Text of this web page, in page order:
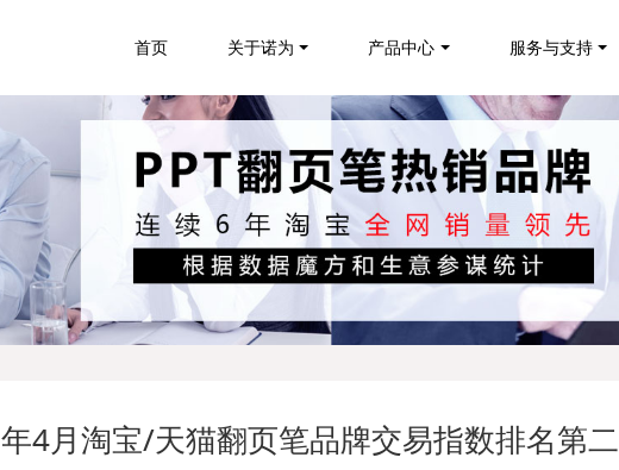
首页 关于诺为 产品中心 服务与支持
4月淘宝/天猫翻页笔品牌交易指数排名第二